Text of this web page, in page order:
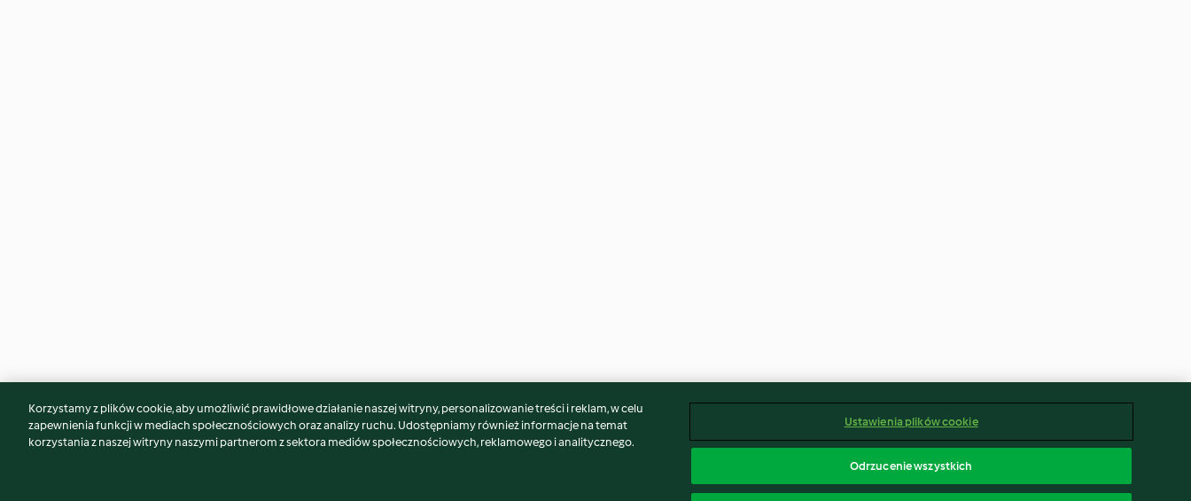
Może spodoba Ci się również...
Korzystamy z plików cookie, aby umożliwić prawidłowe działanie naszej witryny, personalizowanie treści i reklam, w celu
zapewnienia funkcji w mediach społecznościowych oraz analizy ruchu. Udostępniamy również informacje na temat
korzystania z naszej witryny naszymi partnerom z sektora mediów społecznościowych, reklamowego i analitycznego.
Ustawienia plików cookie
Odrzucenie wszystkich